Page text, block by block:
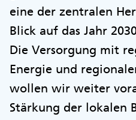
eine der zentralen
Blick auf das Jahr
Die Versorgung mit
Energie und
wollen wir weiter
Stärkung der lokalen